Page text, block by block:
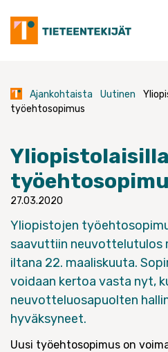
content
Ajankohtaista Uutinen
työehtosopimus
27.03.2020
Yliopistojen
saavuttiin neuvottelutulos
iltana 22. maaliskuuta.
voidaan kertoa vasta nyt,
neuvotteluosapuolten
hyväksyneet.
Uusi työehtosopimus on